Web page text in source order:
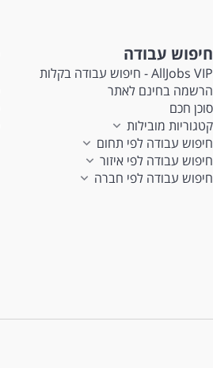
חיפוש עבודה
AllJobs VIP - חיפוש עבודה בקלות
הרשמה בחינם לאתר
סוכן חכם
קטגוריות מובילות
חיפוש עבודה לפי תחום
חיפוש עבודה לפי איזור
חיפוש עבודה לפי חברה